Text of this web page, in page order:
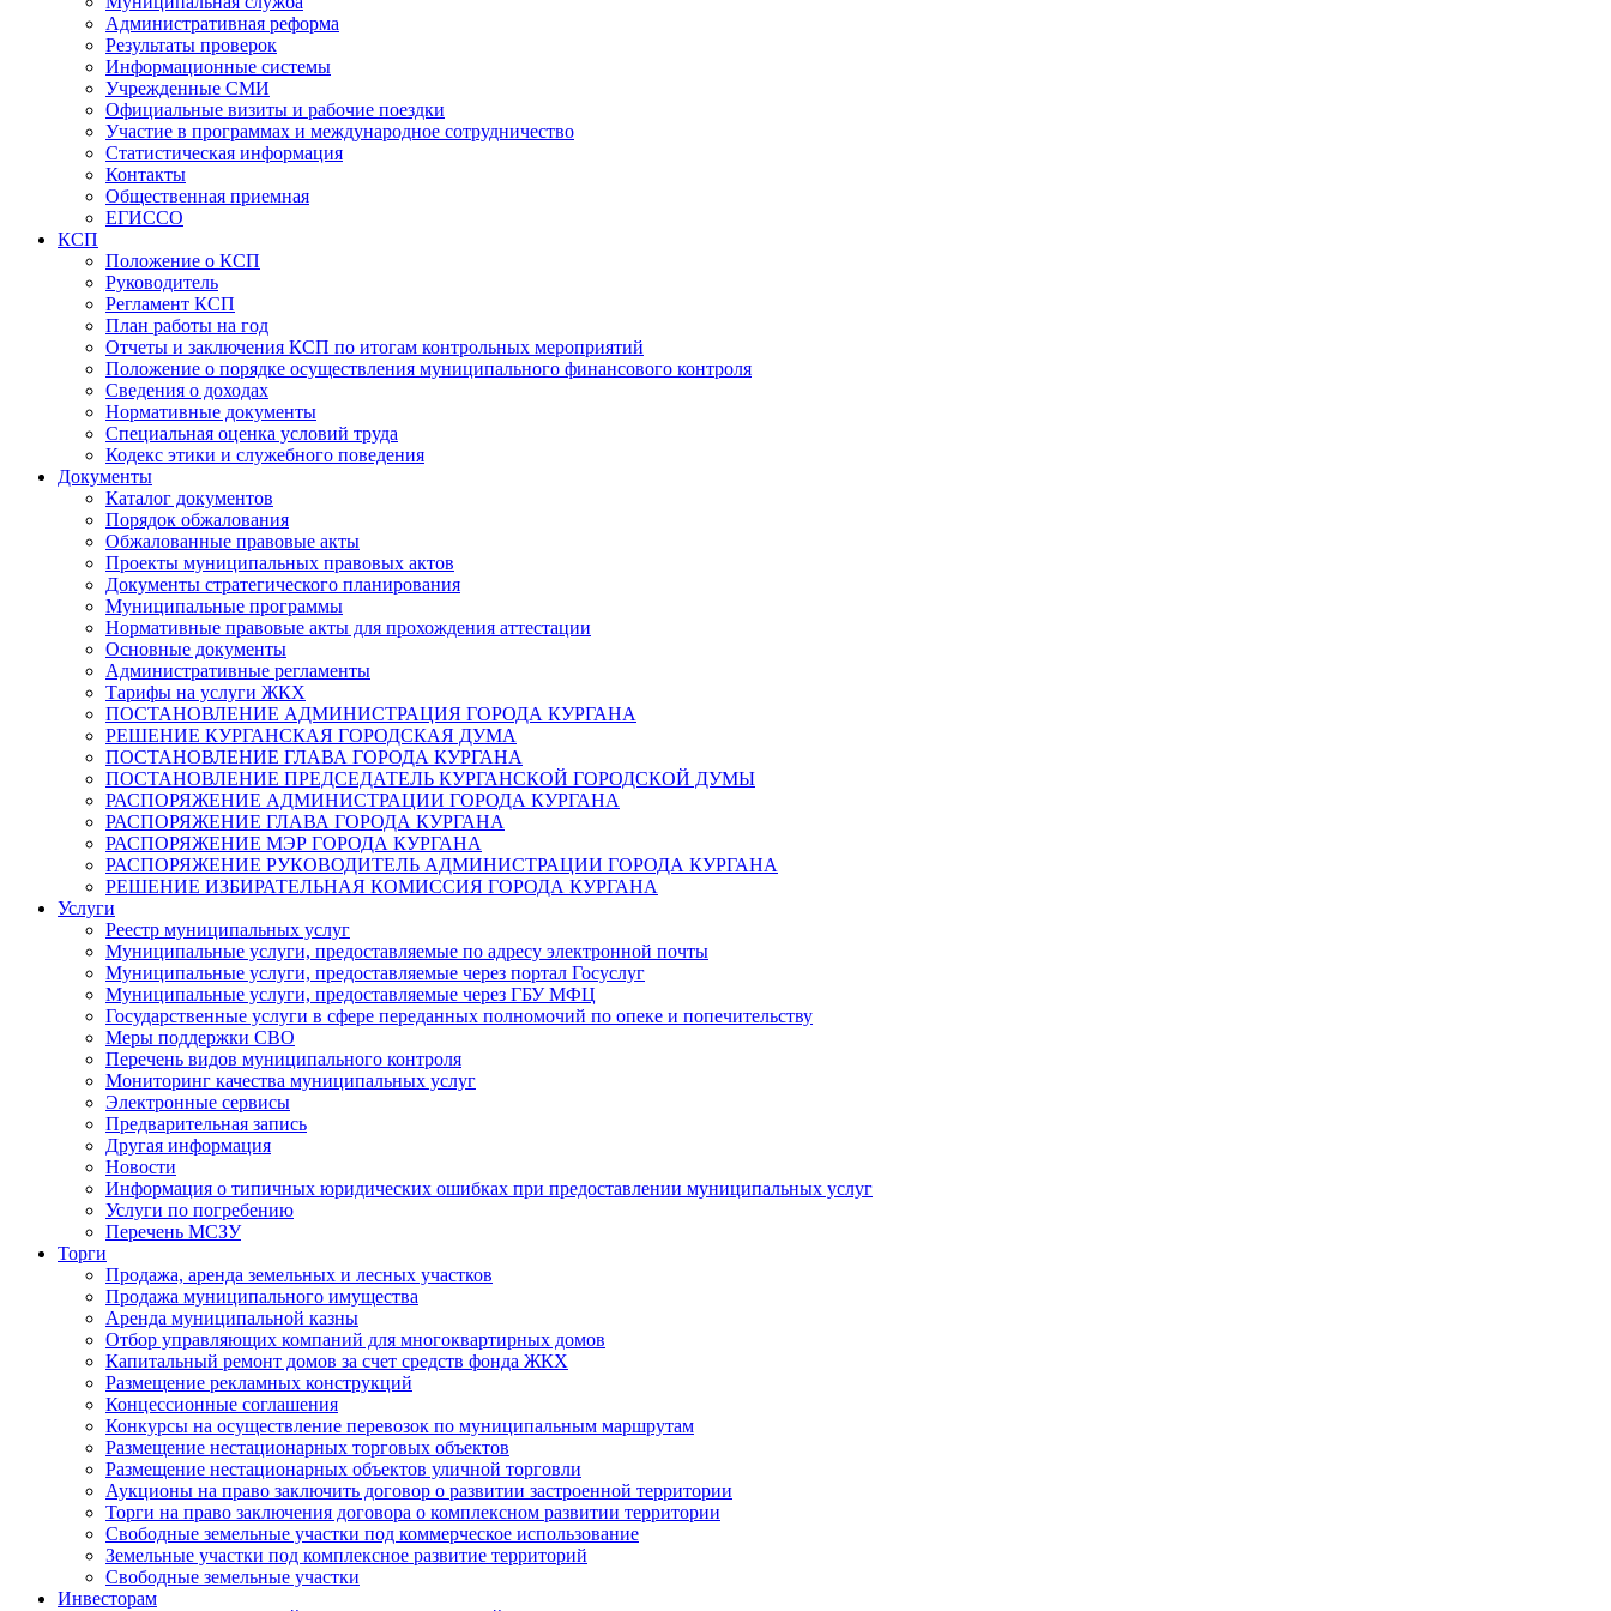
Административная реформа
Результаты проверок
Информационные системы
Учрежденные СМИ
Официальные визиты и рабочие поездки
Участие в программах и международное сотрудничество
Статистическая информация
Контакты
Общественная приемная
ЕГИССО
КСП
Положение о КСП
Руководитель
Регламент КСП
План работы на год
Отчеты и заключения КСП по итогам контрольных мероприятий
Положение о порядке осуществления муниципального финансового контроля
Сведения о доходах
Нормативные документы
Специальная оценка условий труда
Кодекс этики и служебного поведения
Документы
Каталог документов
Порядок обжалования
Обжалованные правовые акты
Проекты муниципальных правовых актов
Документы стратегического планирования
Муниципальные программы
Нормативные правовые акты для прохождения аттестации
Основные документы
Административные регламенты
Тарифы на услуги ЖКХ
ПОСТАНОВЛЕНИЕ АДМИНИСТРАЦИЯ ГОРОДА КУРГАНА
РЕШЕНИЕ КУРГАНСКАЯ ГОРОДСКАЯ ДУМА
ПОСТАНОВЛЕНИЕ ГЛАВА ГОРОДА КУРГАНА
ПОСТАНОВЛЕНИЕ ПРЕДСЕДАТЕЛЬ КУРГАНСКОЙ ГОРОДСКОЙ ДУМЫ
РАСПОРЯЖЕНИЕ АДМИНИСТРАЦИИ ГОРОДА КУРГАНА
РАСПОРЯЖЕНИЕ ГЛАВА ГОРОДА КУРГАНА
РАСПОРЯЖЕНИЕ МЭР ГОРОДА КУРГАНА
РАСПОРЯЖЕНИЕ РУКОВОДИТЕЛЬ АДМИНИСТРАЦИИ ГОРОДА КУРГАНА
РЕШЕНИЕ ИЗБИРАТЕЛЬНАЯ КОМИССИЯ ГОРОДА КУРГАНА
Услуги
Реестр муниципальных услуг
Муниципальные услуги, предоставляемые по адресу электронной почты
Муниципальные услуги, предоставляемые через портал Госуслуг
Муниципальные услуги, предоставляемые через ГБУ МФЦ
Государственные услуги в сфере переданных полномочий по опеке и попечительству
Меры поддержки СВО
Перечень видов муниципального контроля
Мониторинг качества муниципальных услуг
Электронные сервисы
Предварительная запись
Другая информация
Новости
Информация о типичных юридических ошибках при предоставлении муниципальных услуг
Услуги по погребению
Перечень МСЗУ
Торги
Продажа, аренда земельных и лесных участков
Продажа муниципального имущества
Аренда муниципальной казны
Отбор управляющих компаний для многоквартирных домов
Капитальный ремонт домов за счет средств фонда ЖКХ
Размещение рекламных конструкций
Концессионные соглашения
Конкурсы на осуществление перевозок по муниципальным маршрутам
Размещение нестационарных торговых объектов
Размещение нестационарных объектов уличной торговли
Аукционы на право заключить договор о развитии застроенной территории
Торги на право заключения договора о комплексном развитии территории
Свободные земельные участки под коммерческое использование
Земельные участки под комплексное развитие территорий
Свободные земельные участки
Инвесторам